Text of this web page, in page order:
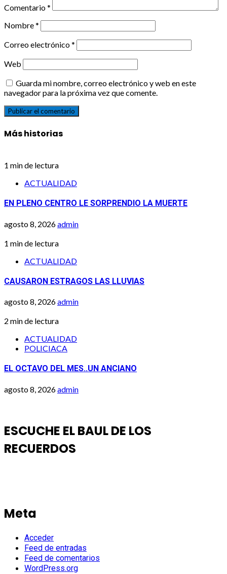
Comentario*
Nombre*
Correo electrónico*
Web
Guarda mi nombre, correo electrónico y web en este
navegador para la próxima vez que comente.
Más historias
1 min de lectura
ACTUALIDAD
EN PLENO CENTRO LE SORPRENDIO LA MUERTE
agosto 8, 2026admin
1 min de lectura
ACTUALIDAD
CAUSARON ESTRAGOS LAS LLUVIAS
agosto 8, 2026admin
2 min de lectura
ACTUALIDAD
POLICIACA
EL OCTAVO DEL MES..UN ANCIANO
agosto 8, 2026admin
ESCUCHE EL BAUL DE LOS
RECUERDOS
Meta
Acceder
Feed de entradas
Feed de comentarios
WordPress.org